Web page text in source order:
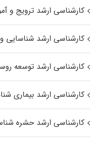
کارشناسی ارشد ترویج و
کارشناسی ارشد شناسایی و
کارشناسی ارشد توسعه
کارشناسی ارشد بیماری‌
کارشناسی ارشد حشره‌